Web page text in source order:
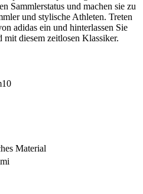
Sammlerstatus und machen sie zu
und stylische Athleten. Treten
adidas ein und hinterlassen Sie
diesem zeitlosen Klassiker.
Material